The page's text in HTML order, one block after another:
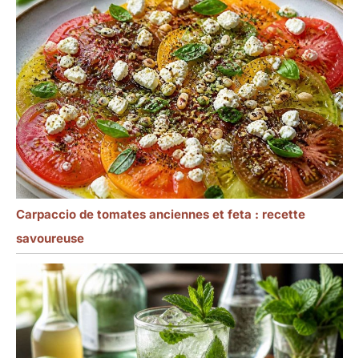
Carpaccio de tomates anciennes et feta : recette
savoureuse